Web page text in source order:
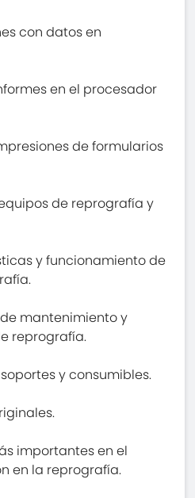
con datos en
en el procesador
de formularios
de reprografía y
y funcionamiento de
mantenimiento y
reprografía.
y consumibles.
importantes en el
en la reprografía.